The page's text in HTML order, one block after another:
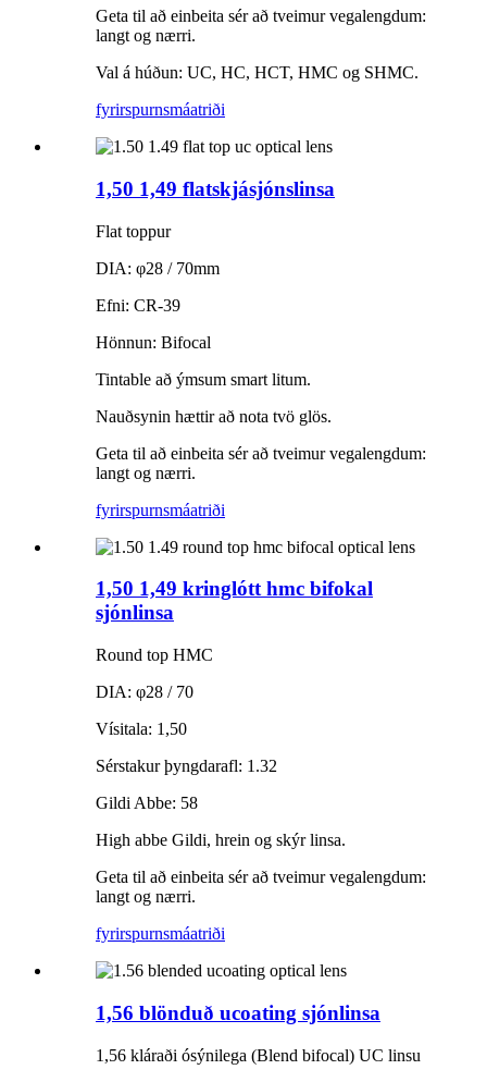
Geta til að einbeita sér að tveimur vegalengdum:
langt og nærri.
Val á húðun: UC, HC, HCT, HMC og SHMC.
fyrirspurnsmáatriði
1,50 1,49 flatskjásjónslinsa
Flat toppur
DIA: φ28 / 70mm
Efni: CR-39
Hönnun: Bifocal
Tintable að ýmsum smart litum.
Nauðsynin hættir að nota tvö glös.
Geta til að einbeita sér að tveimur vegalengdum:
langt og nærri.
fyrirspurnsmáatriði
1,50 1,49 kringlótt hmc bifokal
sjónlinsa
Round top HMC
DIA: φ28 / 70
Vísitala: 1,50
Sérstakur þyngdarafl: 1.32
Gildi Abbe: 58
High abbe Gildi, hrein og skýr linsa.
Geta til að einbeita sér að tveimur vegalengdum:
langt og nærri.
fyrirspurnsmáatriði
1,56 blönduð ucoating sjónlinsa
1,56 kláraði ósýnilega (Blend bifocal) UC linsu